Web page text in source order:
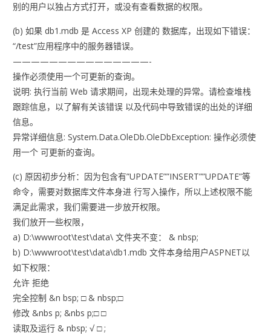
别的用户以独占方式打开，或没有查看数据的权限。
(b) 如果 db1.mdb 是 Access XP 创建的 数据库，出现如下错误：
“/test”应用程序中的服务器错误。
———————————————-
操作必须使用一个可更新的查询。
说明: 执行当前 Web 请求期间，出现未处理的异常。请检查堆栈
跟踪信息，以了解有关该错误 以及代码中导致错误的出处的详细
信息。
异常详细信息: System.Data.OleDb.OleDbException: 操作必须使
用一个 可更新的查询。
(c) 原因初步分析：因为包含有”UPDATE””INSERT””UPDATE”等
命令，需要对数据库文件本身进 行写入操作，所以上述权限不能
满足此需求，我们需要进一步放开权限。
我们放开一些权限，
a) D:\wwwroot\test\data\ 文件夹不变： & nbsp;
b) D:\wwwroot\test\data\db1.mdb 文件本身给用户ASPNET以
如下权限：
允许 拒绝
完全控制 &n bsp; □ & nbsp;□
修改 &nbs p; &nbs p;□ □
读取及运行 & nbsp; √ □ ;